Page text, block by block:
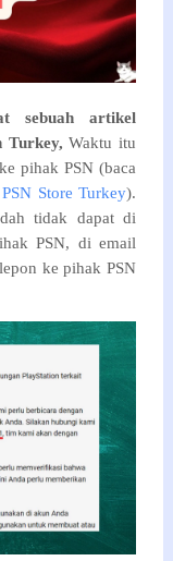
sebuah artikel
Turkey, Waktu itu
pihak PSN (baca
Store Turkey).
tidak dapat di
PSN, di email
ke pihak PSN